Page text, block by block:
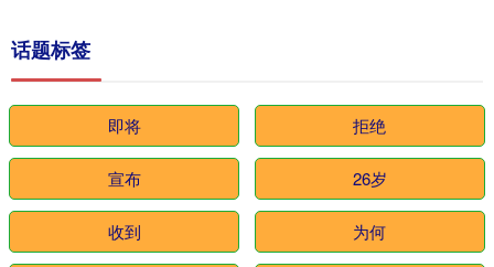
话题标签
即将 拒绝
宣布 26岁
收到 为何